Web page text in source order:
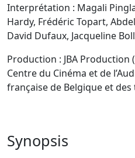
Interprétation : Magali
Hardy, Frédéric Topart,
David Dufaux, Jacqueline
Production : JBA Production
Centre du Cinéma et de
française de Belgique et
Synopsis